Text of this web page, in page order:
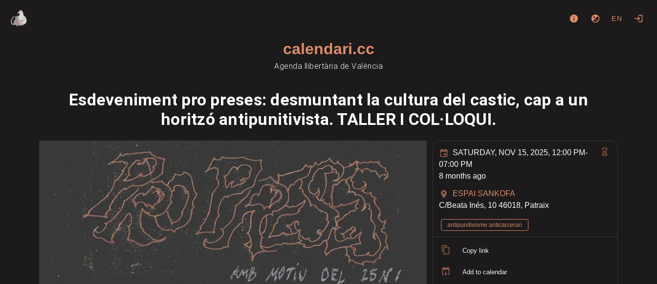
EN
calendari.cc
Agenda llibertària de València
Esdeveniment pro preses: desmuntant la cultura del castic, cap a un
horitzó antipunitivista. TALLER I COL·LOQUI.
SATURDAY, NOV 15, 2025, 12:00 PM-
07:00 PM
8 months ago
ESPAI SANKOFA
C/Beata Inés, 10 46018, Patraix
antipunitivisme anticarcerari
Copy link
Add to calendar